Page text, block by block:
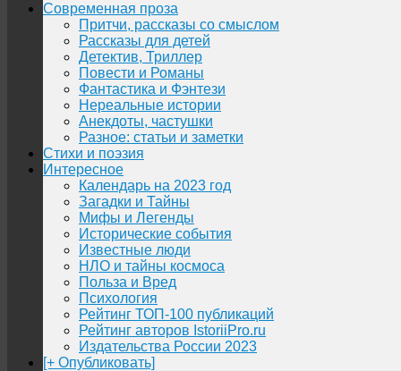
Современная проза
Притчи, рассказы со смыслом
Рассказы для детей
Детектив, Триллер
Повести и Романы
Фантастика и Фэнтези
Нереальные истории
Анекдоты, частушки
Разное: статьи и заметки
Стихи и поэзия
Интересное
Календарь на 2023 год
Загадки и Тайны
Мифы и Легенды
Исторические события
Известные люди
НЛО и тайны космоса
Польза и Вред
Психология
Рейтинг ТОП-100 публикаций
Рейтинг авторов IstoriiPro.ru
Издательства России 2023
[+ Опубликовать]